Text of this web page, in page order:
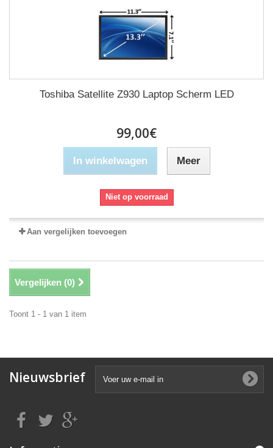
Toshiba Satellite Z930 Laptop Scherm LED
99,00€
In winkelwagen Meer
Niet op voorraad
Aan vergelijken toevoegen
Vergelijken (0)
Toont 1 - 1 van 1 item
Nieuwsbrief